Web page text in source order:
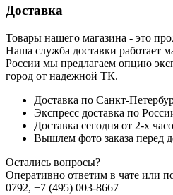
Доставка
Товары нашего магазина - это
Наша служба доставки работает
России мы предлагаем опцию
город от надежной ТК.
Доставка по Санкт-
Экспресс доставка по
Доставка сегодня от 2-х
Вышлем фото заказа перед
Остались вопросы?
Оперативно ответим в чате или
0792, +7 (495) 003-8667